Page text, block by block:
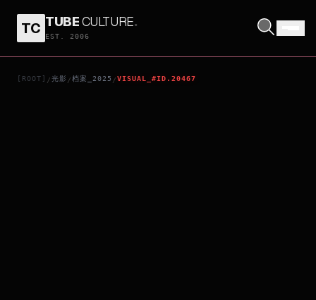
TC TUBECULTURE.
EST. 2006
[ROOT] /光影 /档案_2025 /VISUAL_#ID.20467
STREAMING